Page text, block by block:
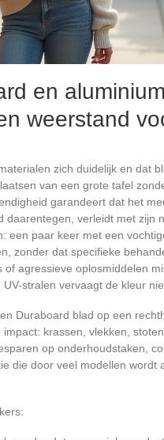
en
weerstand
zich duidelijk en dat
van een grote tafel
garandeert dat het
daarentegen, verleidt met zijn
een paar keer met een
zonder dat specifieke
agressieve oplosmiddelen
stralen vervaagt de kleur
Duraboard blad op een
krassen, vlekken,
op onderhoudstaken,
die door veel modellen wordt